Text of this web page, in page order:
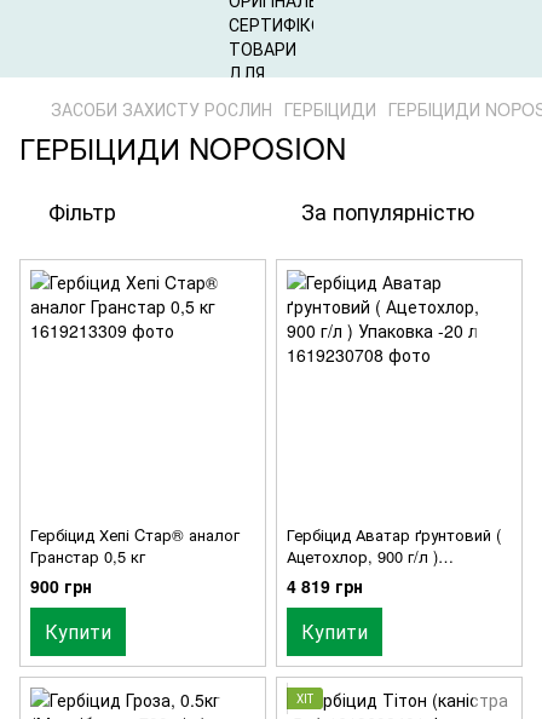
ЗАСОБИ ЗАХИСТУ РОСЛИН ГЕРБІЦИДИ ГЕРБІЦИДИ
ГЕРБІЦИДИ NOPOSION
Фільтр За популярністю
Гербіцид Хепі Cтар® аналог
Гранстар 0,5 кг
900 грн
Купити
Гербіцид Аватар ґрунтовий (
Ацетохлор, 900 г/л )
Упаковка -20 л
4 819 грн
Купити
ХІТ